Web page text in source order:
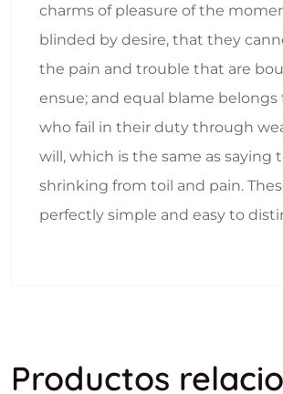
charms of pleasure of the
blinded by desire, that they
the pain and trouble that are
ensue; and equal blame belongs
who fail in their duty through
will, which is the same as saying
shrinking from toil and pain.
perfectly simple and easy to
Productos